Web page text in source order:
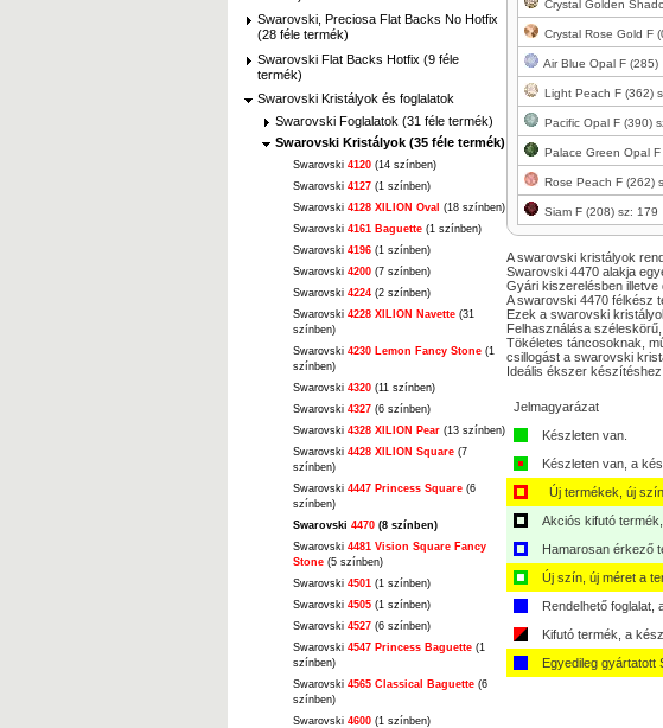
Swarovski, Preciosa Flat Backs No Hotfix
(28 féle termék)
Swarovski Flat Backs Hotfix (9 féle
termék)
Swarovski Kristályok és foglalatok
Swarovski Foglalatok (31 féle termék)
Swarovski Kristályok (35 féle termék)
Swarovski 4120 (14 színben)
Swarovski 4127 (1 színben)
Swarovski 4128 XILION Oval (18 színben)
Swarovski 4161 Baguette (1 színben)
Swarovski 4196 (1 színben)
Swarovski 4200 (7 színben)
Swarovski 4224 (2 színben)
Swarovski 4228 XILION Navette (31
színben)
Swarovski 4230 Lemon Fancy Stone (1
színben)
Swarovski 4320 (11 színben)
Swarovski 4327 (6 színben)
Swarovski 4328 XILION Pear (13 színben)
Swarovski 4428 XILION Square (7
színben)
Swarovski 4447 Princess Square (6
színben)
Swarovski 4470 (8 színben)
Swarovski 4481 Vision Square Fancy
Stone (5 színben)
Swarovski 4501 (1 színben)
Swarovski 4505 (1 színben)
Swarovski 4527 (6 színben)
Swarovski 4547 Princess Baguette (1
színben)
Swarovski 4565 Classical Baguette (6
színben)
Swarovski 4600 (1 színben)
Crystal Golden
Crystal Rose Gold F
Air Blue Opal F (285)
Light Peach F (362)
Pacific Opal F (390)
Palace Green Opal
Rose Peach F (262)
Siam F (208) sz: 179
A swarovski kristályok
Swarovski 4470 alakja
Gyári kiszerelésben
A swarovski 4470 félkész
Ezek a swarovski
Felhasználása
Tökéletes táncosoknak,
csillogást a swarovski
Ideális ékszer
Jelmagyarázat
Készleten van.
Készleten van, a
Új termékek, új
Akciós kifutó
Hamarosan érkező
Új szín, új méret a
Rendelhető foglalat,
Kifutó termék, a
Egyedileg gyártatott